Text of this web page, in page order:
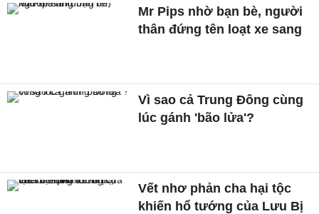
Mr Pips nhờ bạn bè, người
thân đứng tên loạt xe sang
Vì sao cả Trung Đông cùng
lúc gánh 'bão lửa'?
Vết nhơ phản cha hại tộc
khiến hổ tướng của Lưu Bị